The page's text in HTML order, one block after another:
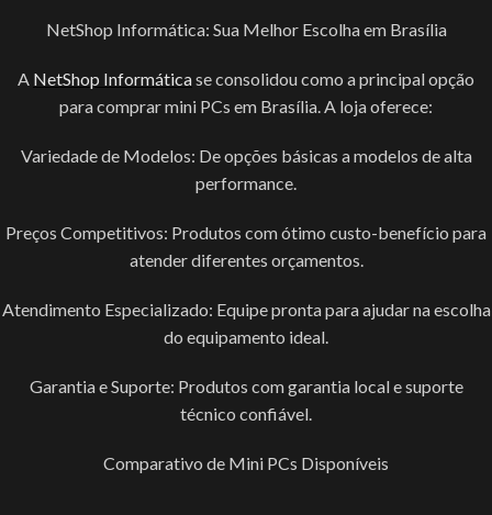
NetShop Informática: Sua Melhor Escolha em Brasília
A NetShop Informáticase consolidou como a principal opção
para comprar mini PCs em Brasília. A loja oferece:
Variedade de Modelos: De opções básicas a modelos de alta
performance.
Preços Competitivos: Produtos com ótimo custo-benefício para
atender diferentes orçamentos.
Atendimento Especializado: Equipe pronta para ajudar na escolha
do equipamento ideal.
Garantia e Suporte: Produtos com garantia local e suporte
técnico confiável.
Comparativo de Mini PCs Disponíveis